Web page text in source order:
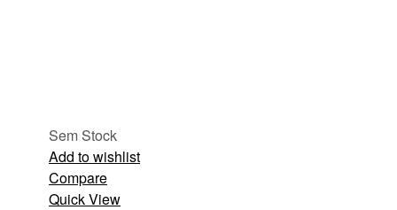
Sem Stock
Add to wishlist
Compare
Quick View